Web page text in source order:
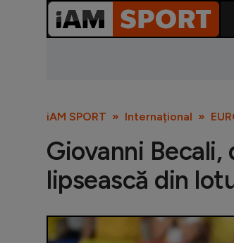
iAM SPORT Internațional
Giovanni
lipsească din